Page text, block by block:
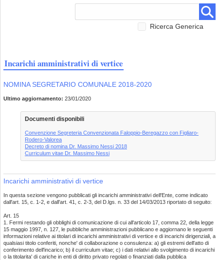
Ricerca Generica
Incarichi amministrativi di vertice
NOMINA SEGRETARIO COMUNALE 2018-2020
Ultimo aggiornamento: 23/01/2020
Documenti disponibili
Convenzione Segreteria Convenzionata Faloppio-Beregazzo con Figliaro-
Rodero-Valorea
Decreto di nomina Dr. Massimo Nessi 2018
Curriculum vitae Dr. Massimo Nessi
Incarichi amministrativi di vertice
In questa sezione vengono pubblicati gli incarichi amministrativi dell'Ente, come indicato
dall'art. 15, c. 1-2, e dall'art. 41, c. 2-3, del D.lgs. n. 33 del 14/03/2013 riportato di seguito:
Art. 15
1. Fermi restando gli obblighi di comunicazione di cui all'articolo 17, comma 22, della legge
15 maggio 1997, n. 127, le pubbliche amministrazioni pubblicano e aggiornano le seguenti
informazioni relative ai titolari di incarichi amministrativi di vertice e di incarichi dirigenziali, a
qualsiasi titolo conferiti, nonche' di collaborazione o consulenza: a) gli estremi dell'atto di
conferimento dell'incarico; b) il curriculum vitae; c) i dati relativi allo svolgimento di incarichi
o la titolarita' di cariche in enti di diritto privato regolati o finanziati dalla pubblica